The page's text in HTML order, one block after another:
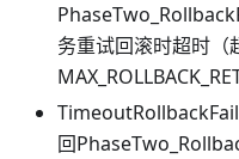
务重试回滚时超时（
回